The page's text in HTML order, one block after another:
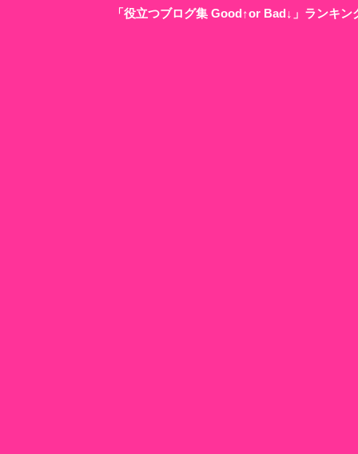
「役立つブログ集 Good↑or Bad↓」ランキ